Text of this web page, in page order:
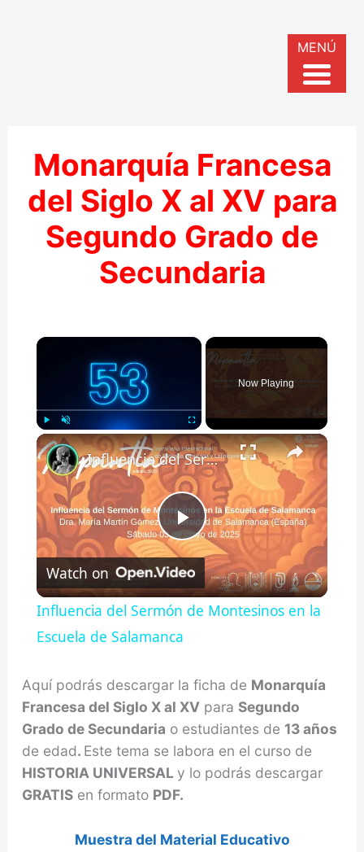
Monarquía Francesa
del Siglo X al XV para
Segundo Grado de
Secundaria
×
Play Unmute Fullscreen
Now Playing
×
Play
Video
Influencia del Sermón de Montesinos en la Escuela de Salamanca
Watch on
Influencia del Sermón de Montesinos en la
Escuela de Salamanca
Aquí podrás descargar la ficha de Monarquía
Francesa del Siglo X al XVpara Segundo
Grado de Secundaria o estudiantes de 13 años
de edad. Este tema se labora en el curso de
HISTORIA UNIVERSAL y lo podrás descargar
GRATISen formato PDF.
Muestra del Material Educativo
MENÚ